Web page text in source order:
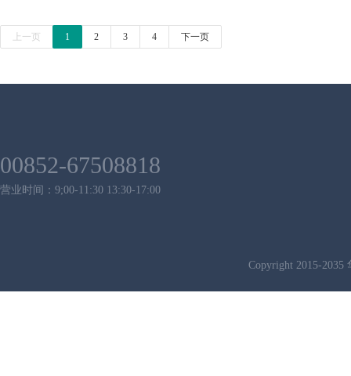
上一页 1 2 3 4 下一页
00852-67508818
营业时间：9;00-11:30 13:30-17:00
Copyright 2015-